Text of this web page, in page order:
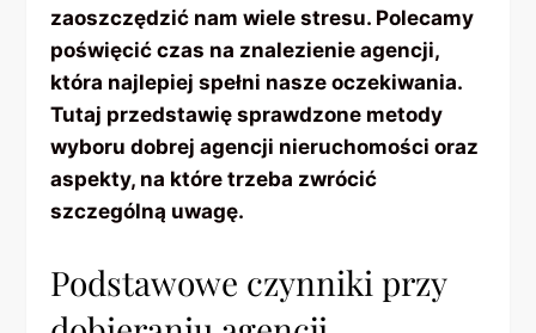
zaoszczędzić nam wiele stresu. Polecamy
poświęcić czas na znalezienie agencji,
która najlepiej spełni nasze oczekiwania.
Tutaj przedstawię sprawdzone metody
wyboru dobrej agencji nieruchomości oraz
aspekty, na które trzeba zwrócić
szczególną uwagę.
Podstawowe czynniki przy